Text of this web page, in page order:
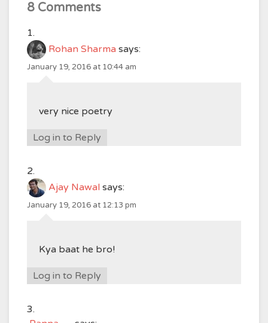
8 Comments
Rohan Sharma says:
January 19, 2016 at 10:44 am
very nice poetry
Log in to Reply
Ajay Nawal says:
January 19, 2016 at 12:13 pm
Kya baat he bro!
Log in to Reply